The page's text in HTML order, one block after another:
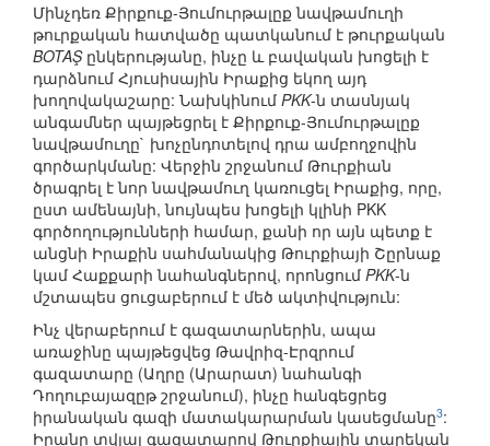
Մինչդեռ Քիրքուք-Յումուրթալըք նավթամուղի
թուրքական հատվածը պատկանում է թուրքական
BOTAŞընկերությանը, ինչը և բավական խոցելի է
դարձնում Հյուսիսային Իրաքից եկող այդ
խողովակաշարը: Նախկինում PKK-ն տասնյակ
անգամներ պայթեցրել է Քիրքուք-Յումուրթալըք
նավթամուղը` խոչընդոտելով դրա ամբողջովին
գործարկմանը: Վերջին շրջանում Թուրքիան
ծրագրել է նոր նավթամուղ կառուցել Իրաքից, որը,
ըստ ամենայնի, նույնպես խոցելի կլինի PKK
գործողությունների համար, քանի որ այն պետք է
անցնի Իրաքին սահմանակից Թուրքիայի Շըրնաք
կամ Հաքքարի նահանգներով, որոնցում PKK-ն
մշտապես ցուցաբերում է մեծ ակտիվություն:
Ինչ վերաբերում է գազատարներին, ապա
առաջինը պայթեցվեց Թավրիզ-Էրզրում
գազատարը (Աղրը (Արարատ) նահանգի
Դողուբայազըթ շրջանում), ինչը հանգեցրեց
իրանական գազի մատակարարման կասեցմանը3:
Իրանը տվյալ գազատարով Թուրքիային տարեկան